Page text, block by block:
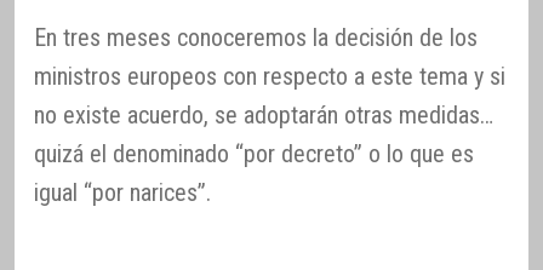
En tres meses conoceremos la decisión de los
ministros europeos con respecto a este tema y si
no existe acuerdo, se adoptarán otras medidas…
quizá el denominado “por decreto” o lo que es
igual “por narices”.